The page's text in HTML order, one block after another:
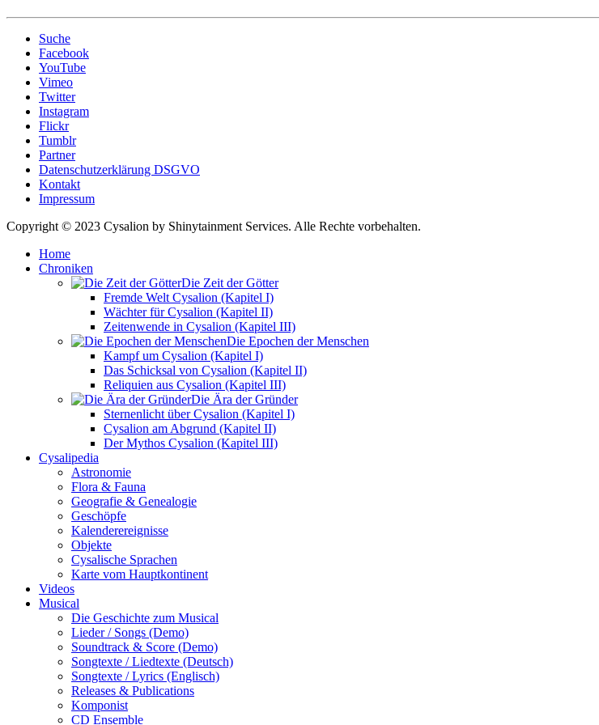
Suche
Facebook
YouTube
Vimeo
Twitter
Instagram
Flickr
Tumblr
Partner
Datenschutzerklärung DSGVO
Kontakt
Impressum
Copyright © 2023 Cysalion by Shinytainment Services. Alle Rechte vorbehalten.
Home
Chroniken
Die Zeit der Götter
Fremde Welt Cysalion (Kapitel I)
Wächter für Cysalion (Kapitel II)
Zeitenwende in Cysalion (Kapitel III)
Die Epochen der Menschen
Kampf um Cysalion (Kapitel I)
Das Schicksal von Cysalion (Kapitel II)
Reliquien aus Cysalion (Kapitel III)
Die Ära der Gründer
Sternenlicht über Cysalion (Kapitel I)
Cysalion am Abgrund (Kapitel II)
Der Mythos Cysalion (Kapitel III)
Cysalipedia
Astronomie
Flora & Fauna
Geografie & Genealogie
Geschöpfe
Kalenderereignisse
Objekte
Cysalische Sprachen
Karte vom Hauptkontinent
Videos
Musical
Die Geschichte zum Musical
Lieder / Songs (Demo)
Soundtrack & Score (Demo)
Songtexte / Liedtexte (Deutsch)
Songtexte / Lyrics (Englisch)
Releases & Publications
Komponist
CD Ensemble